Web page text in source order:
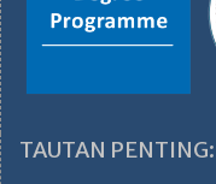
TAUTAN PENTING: